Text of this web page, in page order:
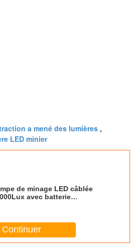
a mené des lumières ,
LED minier
de minage LED câblée
avec batterie
Continuer